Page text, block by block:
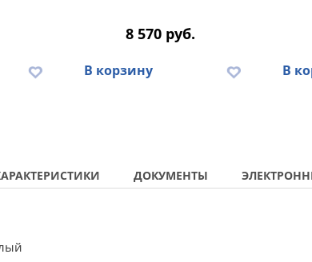
8 570 руб.
В корзину В
ДОКУМЕНТЫ